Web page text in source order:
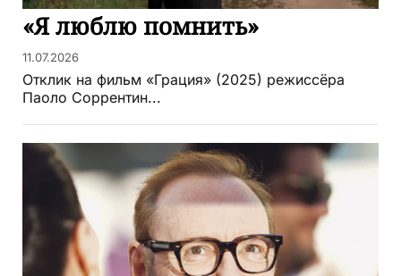
«Я люблю помнить»
11.07.2026
Отклик на фильм «Грация» (2025) режиссёра
Паоло Соррентин...